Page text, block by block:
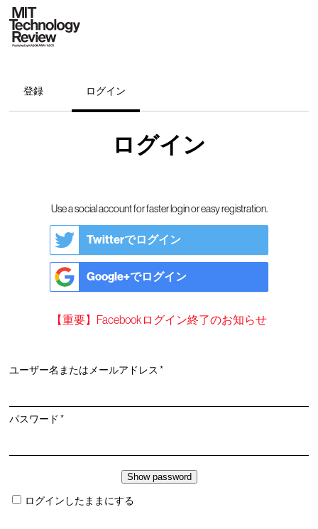
登録 ログイン
ログイン
Use a social account for faster login or easy registration.
Twitterでログイン
Google+でログイン
【重要】Facebookログイン終了のお知らせ
ユーザー名またはメールアドレス*必
パスワード*必
ログインしたままにする